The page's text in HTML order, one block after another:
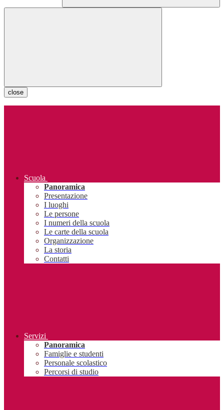
close
Scuola
Panoramica
Presentazione
I luoghi
Le persone
I numeri della scuola
Le carte della scuola
Organizzazione
La storia
Contatti
Servizi
Panoramica
Famiglie e studenti
Personale scolastico
Percorsi di studio